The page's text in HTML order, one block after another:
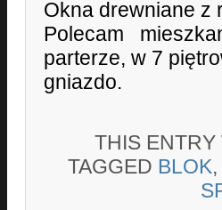
Okna drewniane z
Polecam
parterze, w 7
gniazdo.
THIS ENTRY
TAGGED BLOK,